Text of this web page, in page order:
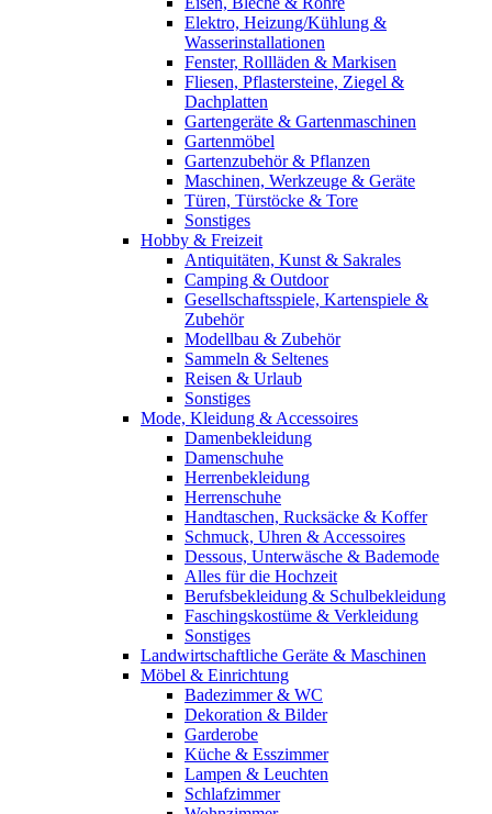
Elektro, Heizung/Kühlung &
Wasserinstallationen
Fenster, Rollläden & Markisen
Fliesen, Pflastersteine, Ziegel &
Dachplatten
Gartengeräte & Gartenmaschinen
Gartenmöbel
Gartenzubehör & Pflanzen
Maschinen, Werkzeuge & Geräte
Türen, Türstöcke & Tore
Sonstiges
Hobby & Freizeit
Antiquitäten, Kunst & Sakrales
Camping & Outdoor
Gesellschaftsspiele, Kartenspiele &
Zubehör
Modellbau & Zubehör
Sammeln & Seltenes
Reisen & Urlaub
Sonstiges
Mode, Kleidung & Accessoires
Damenbekleidung
Damenschuhe
Herrenbekleidung
Herrenschuhe
Handtaschen, Rucksäcke & Koffer
Schmuck, Uhren & Accessoires
Dessous, Unterwäsche & Bademode
Alles für die Hochzeit
Berufsbekleidung & Schulbekleidung
Faschingskostüme & Verkleidung
Sonstiges
Landwirtschaftliche Geräte & Maschinen
Möbel & Einrichtung
Badezimmer & WC
Dekoration & Bilder
Garderobe
Küche & Esszimmer
Lampen & Leuchten
Schlafzimmer